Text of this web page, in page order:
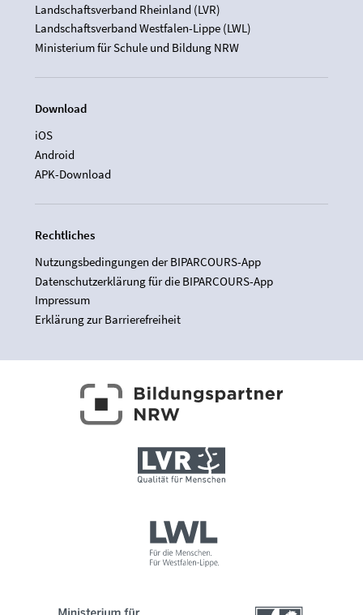
Landschaftsverband Rheinland (LVR)
Landschaftsverband Westfalen-Lippe (LWL)
Ministerium für Schule und Bildung NRW
Download
iOS
Android
APK-Download
Rechtliches
Nutzungsbedingungen der BIPARCOURS-App
Datenschutzerklärung für die BIPARCOURS-App
Impressum
Erklärung zur Barrierefreiheit